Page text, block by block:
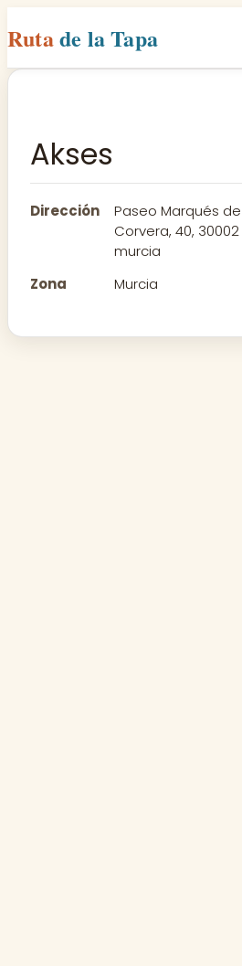
Rutade la Tapa
Akses
Dirección
Paseo Marqués de
Corvera, 40, 30002
murcia
Zona
Murcia